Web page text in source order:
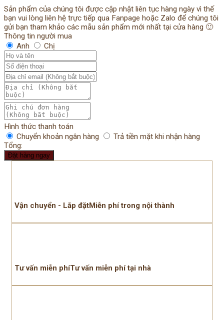
Sản phẩm của chúng tôi được cập nhật liên tục hàng ngày vì thế
bạn vui lòng liên hệ trực tiếp qua Fanpage hoặc Zalo để chúng tôi
gửi bạn tham khảo các mẫu sản phẩm mới nhất tại cửa hàng 🙂
Thông tin người mua
Anh
Chị
Hình thức thanh toán
Chuyển khoản ngân hàng
Trả tiền mặt khi nhận hàng
Tổng:
Đặt hàng ngay
Vận chuyển - Lắp đặtMiễn phí trong nội thành
Tư vấn miễn phíTư vấn miễn phí tại nhà